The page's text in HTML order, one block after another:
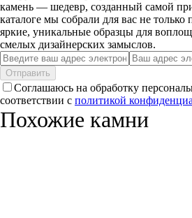
камень — шедевр, созданный самой
каталоге мы собрали для вас не
яркие, уникальные образцы для
смелых дизайнерских замыслов.
Отправить
Соглашаюсь на обработку
соответствии с политикой
Похожие камни